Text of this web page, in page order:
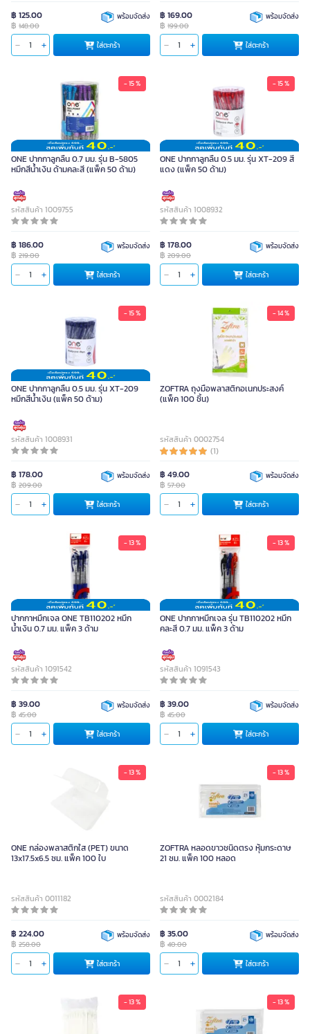
฿ 125.00
฿ 148.00
พร้อมจัดส่ง
ใส่ตะกร้า
฿ 169.00
฿ 199.00
พร้อมจัดส่ง
ใส่ตะกร้า
- 15 %
ONE ปากกาลูกลื่น 0.7 มม. รุ่น B-5805
หมึกสีน้ำเงิน ด้ามคละสี (แพ็ค 50 ด้าม)
รหัสสินค้า 1009755
฿ 186.00
฿ 219.00
พร้อมจัดส่ง
ใส่ตะกร้า
- 15 %
ONE ปากกาลูกลื่น 0.5 มม. รุ่น XT-209 สี
แดง (แพ็ค 50 ด้าม)
รหัสสินค้า 1008932
฿ 178.00
฿ 209.00
พร้อมจัดส่ง
ใส่ตะกร้า
- 15 %
ONE ปากกาลูกลื่น 0.5 มม. รุ่น XT-209
หมึกสีน้ำเงิน (แพ็ค 50 ด้าม)
รหัสสินค้า 1008931
฿ 178.00
฿ 209.00
พร้อมจัดส่ง
ใส่ตะกร้า
- 14 %
ZOFTRA ถุงมือพลาสติกอเนกประสงค์
(แพ็ค 100 ชิ้น)
รหัสสินค้า 0002754
(1)
฿ 49.00
฿ 57.00
พร้อมจัดส่ง
ใส่ตะกร้า
- 13 %
ปากกาหมึกเจล ONE TB110202 หมึก
น้ำเงิน 0.7 มม. แพ็ค 3 ด้าม
รหัสสินค้า 1091542
฿ 39.00
฿ 45.00
พร้อมจัดส่ง
ใส่ตะกร้า
- 13 %
ONE ปากกาหมึกเจล รุ่น TB110202 หมึก
คละสี 0.7 มม. แพ็ค 3 ด้าม
รหัสสินค้า 1091543
฿ 39.00
฿ 45.00
พร้อมจัดส่ง
ใส่ตะกร้า
- 13 %
ONE กล่องพลาสติกใส (PET) ขนาด
13x17.5x6.5 ซม. แพ็ค 100 ใบ
รหัสสินค้า 0011182
฿ 224.00
฿ 258.00
พร้อมจัดส่ง
ใส่ตะกร้า
- 13 %
ZOFTRA หลอดขาวชนิดตรง หุ้มกระดาษ
21 ซม. แพ็ค 100 หลอด
รหัสสินค้า 0002184
฿ 35.00
฿ 40.00
พร้อมจัดส่ง
ใส่ตะกร้า
- 13 % - 13 %